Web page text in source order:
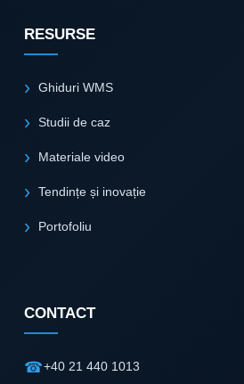
RESURSE
Ghiduri WMS
Studii de caz
Materiale video
Tendințe și inovație
Portofoliu
CONTACT
☎+40 21 440 1013